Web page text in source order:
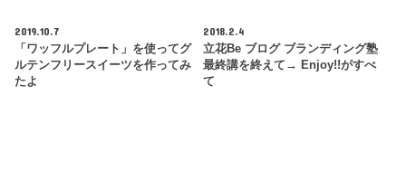
2019.10.7
「ワッフルプレート」を使ってグ
ルテンフリースイーツを作ってみ
たよ
2018.2.4
立花Be ブログ ブランディング塾
最終講を終えて→ Enjoy!!がすべ
て